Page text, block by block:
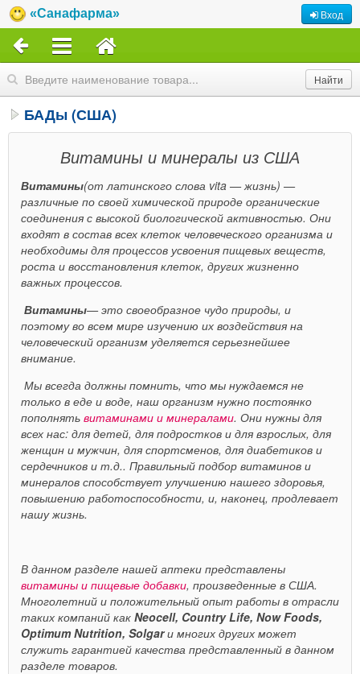
«Санафарма» Вход
БАДы (США)
Витамины и минералы из США
Витамины(от латинского слова vita — жизнь) —
различные по своей химической природе органические
соединения с высокой биологической активностью. Они
входят в состав всех клеток человеческого организма и
необходимы для процессов усвоения пищевых веществ,
роста и восстановления клеток, других жизненно
важных процессов.
Витамины— это своеобразное чудо природы, и
поэтому во всем мире изучению их воздействия на
человеческий организм уделяется серьезнейшее
внимание.
Мы всегда должны помнить, что мы нуждаемся не
только в еде и воде, наш организм нужно постоянко
пополнять витаминами и минералами. Они нужны для
всех нас: для детей, для подростков и для взрослых, для
женщин и мужчин, для спортсменов, для диабетиков и
сердечников и т.д.. Правильный подбор витаминов и
минералов способствует улучшению нашего здоровья,
повышению работоспособности, и, наконец, продлевает
нашу жизнь.
В данном разделе нашей аптеки представлены
витамины и пищевые добавки, произведенные в США.
Многолетний и положительный опыт работы в отрасли
таких компаний как Neocell, Country Life, Now Foods,
Optimum Nutrition, Solgarи многих других может
служить гарантией качества представленный в данном
разделе товаров.